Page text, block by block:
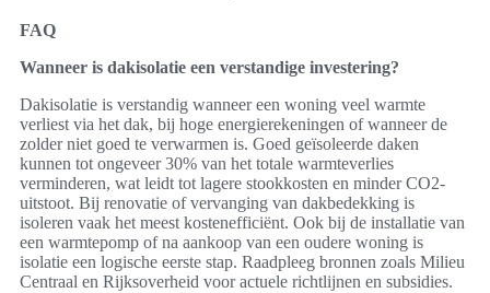
FAQ
Wanneer is dakisolatie een verstandige investering?
Dakisolatie is verstandig wanneer een woning veel warmte
verliest via het dak, bij hoge energierekeningen of wanneer de
zolder niet goed te verwarmen is. Goed geïsoleerde daken
kunnen tot ongeveer 30% van het totale warmteverlies
verminderen, wat leidt tot lagere stookkosten en minder CO2-
uitstoot. Bij renovatie of vervanging van dakbedekking is
isoleren vaak het meest kostenefficiënt. Ook bij de installatie van
een warmtepomp of na aankoop van een oudere woning is
isolatie een logische eerste stap. Raadpleeg bronnen zoals Milieu
Centraal en Rijksoverheid voor actuele richtlijnen en subsidies.